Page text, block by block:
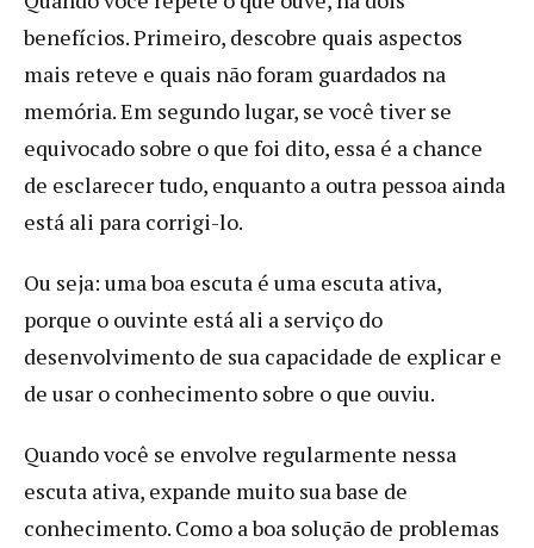
benefícios. Primeiro, descobre quais aspectos
mais reteve e quais não foram guardados na
memória. Em segundo lugar, se você tiver se
equivocado sobre o que foi dito, essa é a chance
de esclarecer tudo, enquanto a outra pessoa ainda
está ali para corrigi-lo.
Ou seja: uma boa escuta é uma escuta ativa,
porque o ouvinte está ali a serviço do
desenvolvimento de sua capacidade de explicar e
de usar o conhecimento sobre o que ouviu.
Quando você se envolve regularmente nessa
escuta ativa, expande muito sua base de
conhecimento. Como a boa solução de problemas